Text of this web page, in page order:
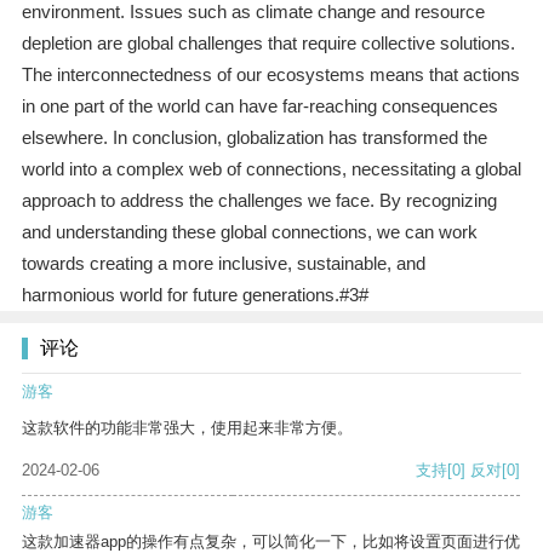
environment. Issues such as climate change and resource
depletion are global challenges that require collective solutions.
The interconnectedness of our ecosystems means that actions
in one part of the world can have far-reaching consequences
elsewhere. In conclusion, globalization has transformed the
world into a complex web of connections, necessitating a global
approach to address the challenges we face. By recognizing
and understanding these global connections, we can work
towards creating a more inclusive, sustainable, and
harmonious world for future generations.#3#
评论
游客
这款软件的功能非常强大，使用起来非常方便。
2024-02-06 支持[0] 反对[0]
游客
这款加速器app的操作有点复杂，可以简化一下，比如将设置页面进行优